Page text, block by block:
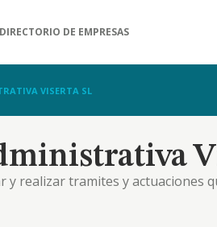
DIRECTORIO DE EMPRESAS
VISERTA SL
y realizar tramites y actuaciones
relativas a aquellos asuntos que